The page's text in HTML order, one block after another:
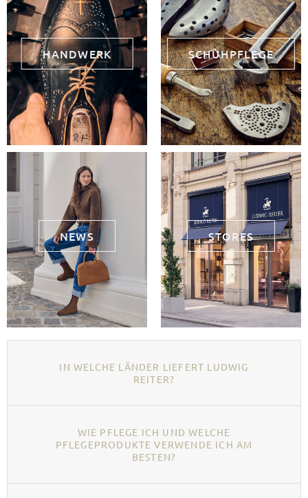
HANDWERK SCHUHPFLEGE
NEWS STORES
IN WELCHE LÄNDER LIEFERT LUDWIG
REITER?
WIE PFLEGE ICH UND WELCHE
PFLEGEPRODUKTE VERWENDE ICH AM
BESTEN?